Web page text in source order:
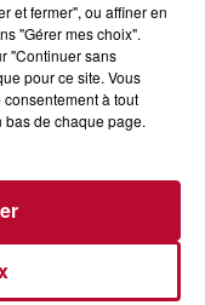
et fermer", ou affiner en
"Gérer mes choix".
"Continuer sans
pour ce site. Vous
à tout
bas de chaque page.